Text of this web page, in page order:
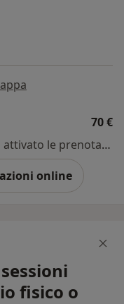
70 €
Questo dottore non ha ancora attivato le prenotazioni online presso questo indirizzo.
online
fisico o